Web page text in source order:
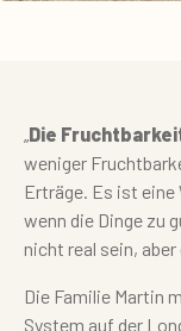
„Die
weniger
Erträge. Es ist
wenn die Dinge zu
nicht real sein,
Die Familie Martin
System auf der